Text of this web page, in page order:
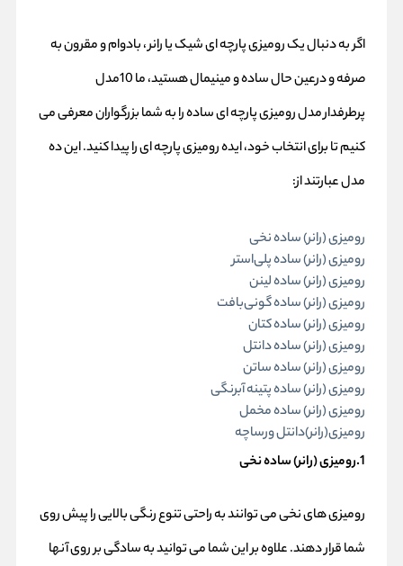
اگر به دنبال یک رومیزی پارچه ای شیک یارانر، بادوام و مقرون به
صرفه و درعین حال ساده و مینیمال هستید، ما 10مدل
پرطرفدار مدل رومیزی پارچه ای ساده را به شما بزرگواران معرفی می
کنیم تا برای انتخاب خود، ایده رومیزی پارچه ای را پیدا کنید. این ده
مدل عبارتند از:
رومیزی (رانر) ساده نخی
رومیزی (رانر) ساده پلی‌استر
رومیزی (رانر) ساده لینن
رومیزی (رانر) ساده گونی‌بافت
رومیزی (رانر) ساده کتان
رومیزی (رانر) ساده دانتل
رومیزی (رانر) ساده ساتن
رومیزی (رانر) ساده پتینه آبرنگی
رومیزی (رانر) ساده مخمل
رومیزی(رانر)دانتل ورساچه
1.رومیزی (رانر) ساده نخی
رومیزی های نخی می توانند به راحتی تنوع رنگی بالایی را پیش روی
شما قرار دهند. علاوه بر این شما می توانید به سادگی بر روی آنها